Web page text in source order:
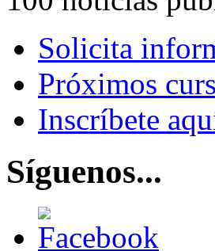
Solicita
Próximos
Inscríbete
Síguenos...